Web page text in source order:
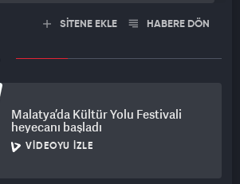
SİTENE EKLE HABERE DÖN
Malatya’da Kültür Yolu Festivali
heyecanı başladı
VIDEOYU İZLE